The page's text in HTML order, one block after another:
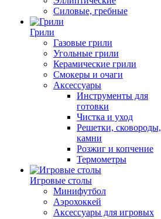
Силовые, гребные
Грили
Газовые грили
Угольные грили
Керамические грили
Смокеры и очаги
Аксессуары
Инструменты для
готовки
Чистка и уход
Решетки, сковороды,
камни
Розжиг и копчение
Термометры
Игровые столы
Минифутбол
Аэрохоккей
Аксессуары для игровых